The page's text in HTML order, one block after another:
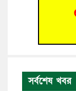
সর্বশেষ খবর